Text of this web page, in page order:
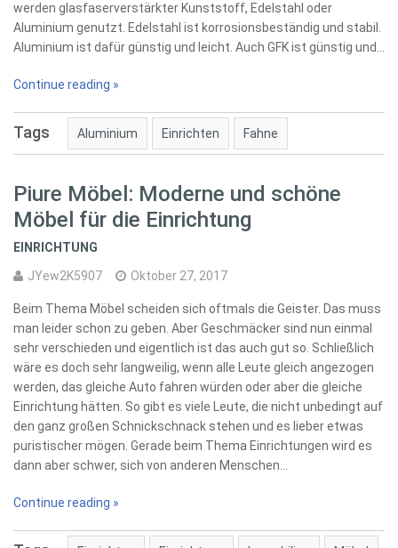
werden glasfaserverstärkter Kunststoff, Edelstahl oder
Aluminium genutzt. Edelstahl ist korrosionsbeständig und stabil.
Aluminium ist dafür günstig und leicht. Auch GFK ist günstig und…
Continue reading »
Tags Aluminium Einrichten Fahne
Piure Möbel: Moderne und schöne
Möbel für die Einrichtung
EINRICHTUNG
JYew2K5907
Oktober 27, 2017
Beim Thema Möbel scheiden sich oftmals die Geister. Das muss
man leider schon zu geben. Aber Geschmäcker sind nun einmal
sehr verschieden und eigentlich ist das auch gut so. Schließlich
wäre es doch sehr langweilig, wenn alle Leute gleich angezogen
werden, das gleiche Auto fahren würden oder aber die gleiche
Einrichtung hätten. So gibt es viele Leute, die nicht unbedingt auf
den ganz großen Schnickschnack stehen und es lieber etwas
puristischer mögen. Gerade beim Thema Einrichtungen wird es
dann aber schwer, sich von anderen Menschen…
Continue reading »